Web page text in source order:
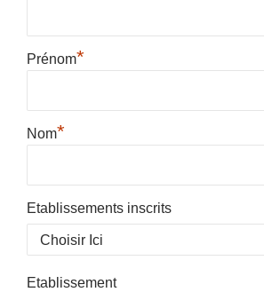
Prénom*
Nom*
Etablissements inscrits
Etablissement